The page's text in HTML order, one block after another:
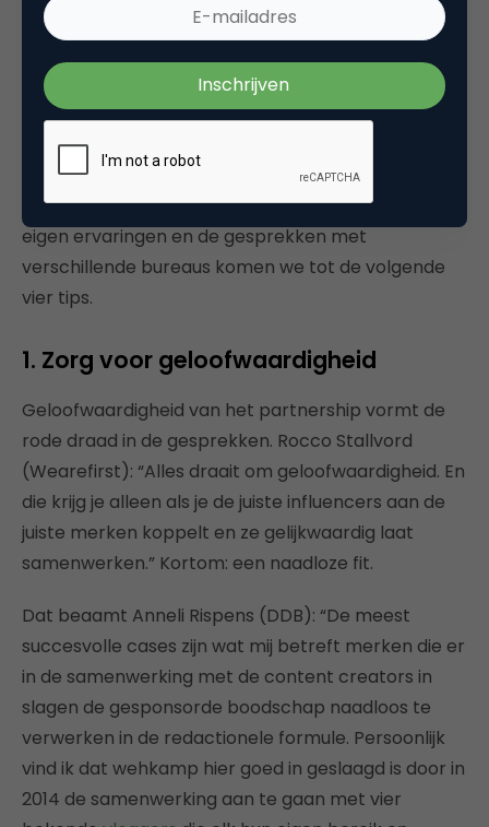
Tips voor goede influencer marketing
Genoeg over de verschillen tussen de bureaus. Hoe
zet je nu als adverteerder een effectieve influencer
marketing-benadering op? Op basis van onze
eigen ervaringen en de gesprekken met
verschillende bureaus komen we tot de volgende
vier tips.
1. Zorg voor geloofwaardigheid
Geloofwaardigheid van het partnership vormt de
rode draad in de gesprekken. Rocco Stallvord
(Wearefirst): “Alles draait om geloofwaardigheid. En
die krijg je alleen als je de juiste influencers aan de
juiste merken koppelt en ze gelijkwaardig laat
samenwerken.” Kortom: een naadloze fit.
Dat beaamt Anneli Rispens (DDB): “De meest
succesvolle cases zijn wat mij betreft merken die er
in de samenwerking met de content creators in
slagen de gesponsorde boodschap naadloos te
verwerken in de redactionele formule. Persoonlijk
vind ik dat wehkamp hier goed in geslaagd is door in
2014 de samenwerking aan te gaan met vier